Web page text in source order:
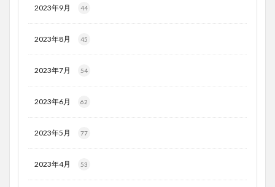
2023年9月 44
2023年8月 45
2023年7月 54
2023年6月 62
2023年5月 77
2023年4月 53